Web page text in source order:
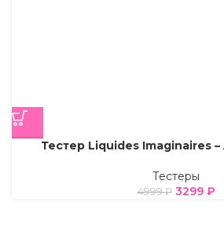
Тестер Liquides Imaginaires
Тестеры
4999₽ 3299 ₽